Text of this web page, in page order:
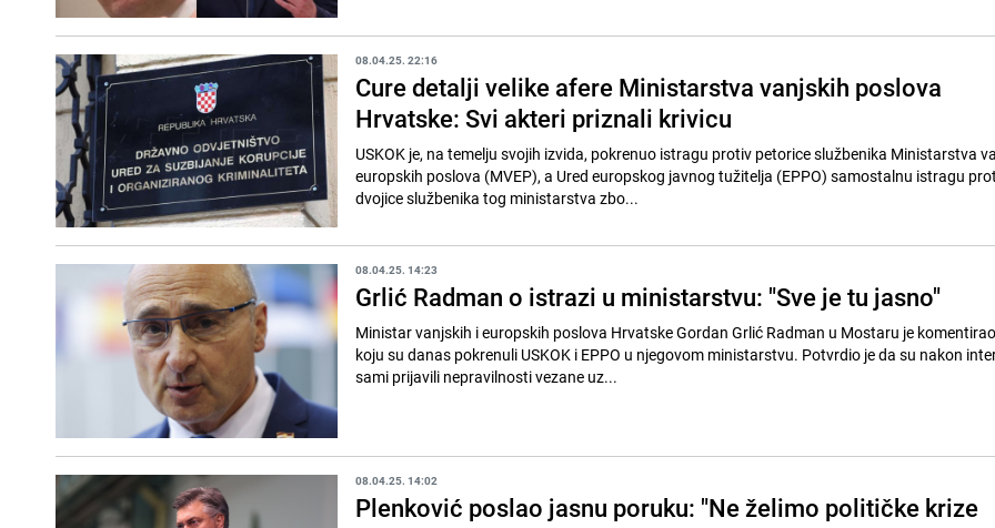
08.04.25. 22:16
Cure detalji velike afere Ministarstva vanjskih poslova
Hrvatske: Svi akteri priznali krivicu
USKOK je, na temelju svojih izvida, pokrenuo istragu protiv petorice službenika Ministarstva
europskih poslova (MVEP), a Ured europskog javnog tužitelja (EPPO) samostalnu istragu
dvojice službenika tog ministarstva zbo...
08.04.25. 14:23
Grlić Radman o istrazi u ministarstvu: "Sve je tu jasno"
Ministar vanjskih i europskih poslova Hrvatske Gordan Grlić Radman u Mostaru je
koju su danas pokrenuli USKOK i EPPO u njegovom ministarstvu. Potvrdio je da su nakon
sami prijavili nepravilnosti vezane uz...
08.04.25. 14:02
Plenković poslao jasnu poruku: "Ne želimo političke krize